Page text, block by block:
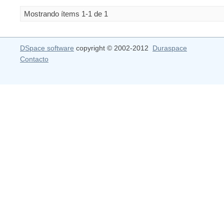
Mostrando ítems 1-1 de 1
DSpace software copyright © 2002-2012 Duraspace
Contacto